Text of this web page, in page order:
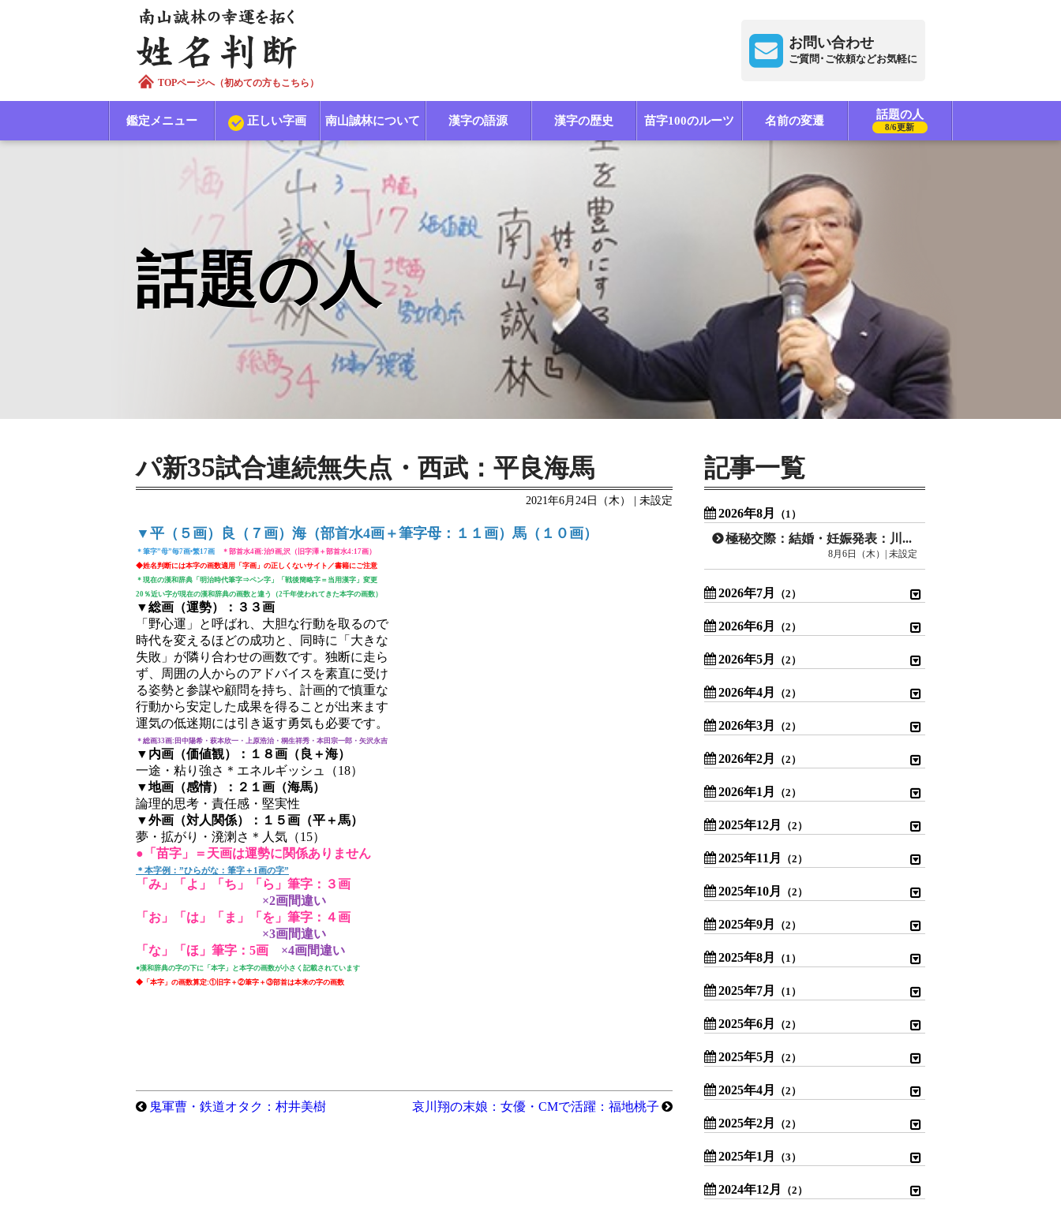
TOPページへ（初めての方もこちら）
お問い合わせ
ご質問･ご依頼などお気軽に
鑑定メニュー 正しい字画 南山誠林について 漢字の語源 漢字の歴史 苗字100のルーツ 名前の変遷 話題の人
8/6更新
話題の人
パ新35試合連続無失点・西武：平良海馬
2021年6月24日（木） | 未設定
▼平（５画）良（７画）海（部首水4画＋筆字母：１１画）馬（１０画）
＊筆字”母”毎7画‣繁17画
＊部首水4画:治9画,沢（旧字澤＋部首水4:17画）
◆姓名判断には本字の画数適用「字画」の正しくないサイト／書籍にご注意
＊現在の漢和辞典「明治時代筆字⇒ペン字」「戦後簡略字＝当用漢字」変更
20％近い字が現在の漢和辞典の画数と違う（2千年使われてきた本字の画数）
▼総画（運勢）：３３画
「野心運」と呼ばれ、大胆な行動を取るので
時代を変えるほどの成功と、同時に「大きな
失敗」が隣り合わせの画数です。独断に走ら
ず、周囲の人からのアドバイスを素直に受け
る姿勢と参謀や顧問を持ち、計画的で慎重な
行動から安定した成果を得ることが出来ます
運気の低迷期には引き返す勇気も必要です。
＊総画33画:田中陽希・萩本欣一・上原浩治・桐生祥秀・本田宗一郎・矢沢永吉
▼内画（価値観）：１８画（良＋海）
一途・粘り強さ＊エネルギッシュ（18）
▼地画（感情）：２１画（海馬）
論理的思考・責任感・堅実性
▼外画（対人関係）：１５画（平＋馬）
夢・拡がり・溌溂さ＊人気（15）
●「苗字」＝天画は運勢に関係ありません
＊本字例：”ひらがな：筆字＋1画の字”
「み」「よ」「ち」「ら」筆字：３画
×2画間違い
「お」「は」「ま」「を」筆字：４画
×3画間違い
「な」「ほ」筆字：5画
×4画間違い
●漢和辞典の字の下に「本字」と本字の画数が小さく記載されています
◆「本字」の画数算定:①旧字＋②筆字＋③部首は本来の字の画数
鬼軍曹・鉄道オタク：村井美樹 哀川翔の末娘：女優・CMで活躍：福地桃子
記事一覧
2026年8月 （1）
極秘交際：結婚・妊娠発表：川口春奈
8月6日（木）| 未設定
2026年7月 （2）
2026年6月 （2）
2026年5月 （2）
2026年4月 （2）
2026年3月 （2）
2026年2月 （2）
2026年1月 （2）
2025年12月 （2）
2025年11月 （2）
2025年10月 （2）
2025年9月 （2）
2025年8月 （1）
2025年7月 （1）
2025年6月 （2）
2025年5月 （2）
2025年4月 （2）
2025年2月 （2）
2025年1月 （3）
2024年12月 （2）